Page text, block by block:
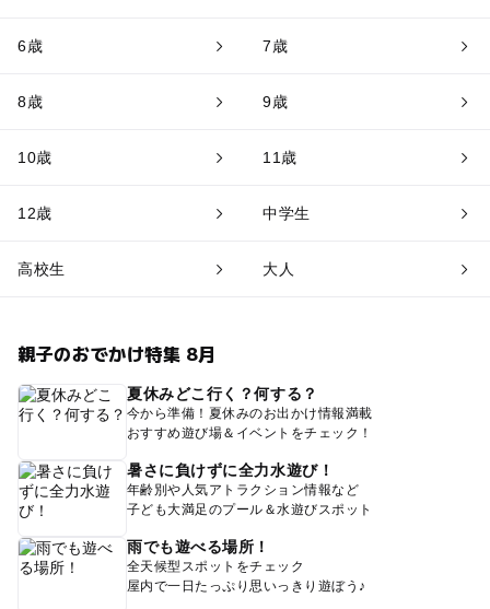
6歳 7歳
8歳 9歳
10歳 11歳
12歳 中学生
高校生 大人
親子のおでかけ特集 8月
夏休みどこ行く？何する？
今から準備！夏休みのお出かけ情報満載
おすすめ遊び場＆イベントをチェック！
暑さに負けずに全力水遊び！
年齢別や人気アトラクション情報など
子ども大満足のプール＆水遊びスポット
雨でも遊べる場所！
全天候型スポットをチェック
屋内で一日たっぷり思いっきり遊ぼう♪